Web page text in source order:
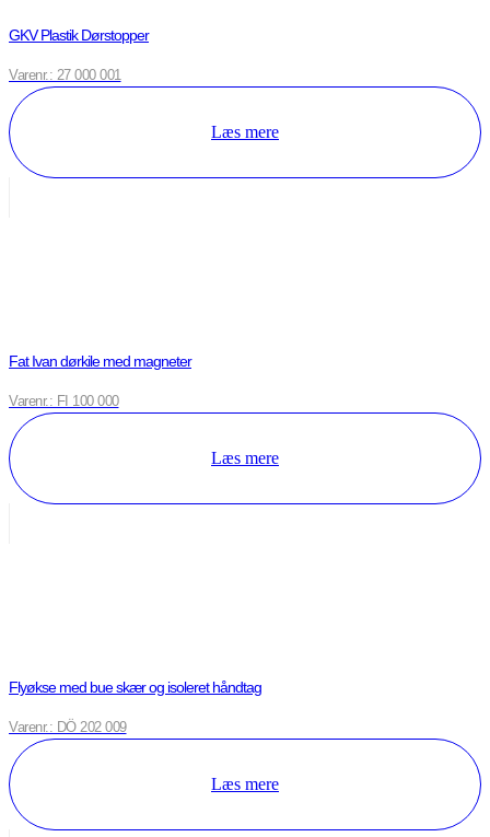
GKV Plastik Dørstopper
Varenr.: 27 000 001
Læs mere
Fat Ivan dørkile med magneter
Varenr.: FI 100 000
Læs mere
Flyøkse med bue skær og isoleret håndtag
Varenr.: DÖ 202 009
Læs mere